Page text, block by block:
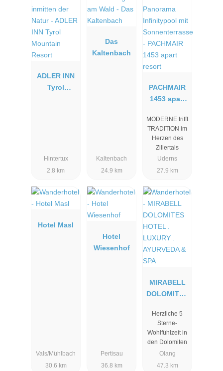
ADLER INN
Tyrol
Hintertux
2.8 km
Das
Kaltenbach
Kaltenbach
24.9 km
PACHMAIR
1453 apart
MODERNE trifft
TRADITION im
Herzen des
Zillertals
Uderns
27.9 km
Hotel Masl
Vals/Mühlbach
30.6 km
Hotel
Wiesenhof
Pertisau
36.8 km
MIRABELL
DOLOMITES
LUXURY .
& SPA
Herzliche 5
Sterne-
Wohlfühlzeit in
den Dolomiten
Olang
47.3 km